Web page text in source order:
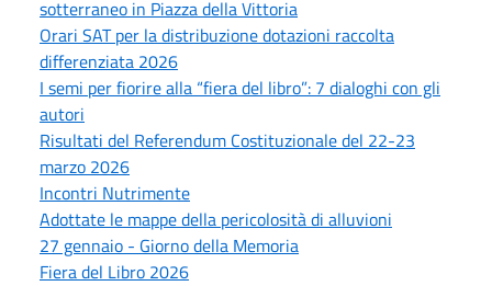
sotterraneo in Piazza della Vittoria
Orari SAT per la distribuzione dotazioni raccolta
differenziata 2026
I semi per fiorire alla “fiera del libro”: 7 dialoghi con gli
autori
Risultati del Referendum Costituzionale del 22-23
marzo 2026
Incontri Nutrimente
Adottate le mappe della pericolosità di alluvioni
27 gennaio - Giorno della Memoria
Fiera del Libro 2026